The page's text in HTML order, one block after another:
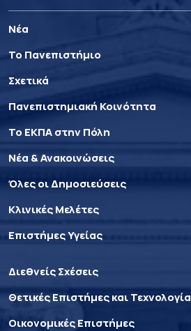
Νέα
Το Πανεπιστήμιο
Σχετικά
Πανεπιστημιακή Κοινότητα
Το ΕΚΠΑ στην Πόλη
Νέα & Ανακοινώσεις
Όλες οι Δημοσιεύσεις
Κλινικές Μελέτες
Επιστήμες Υγείας
Διεθνείς Σχέσεις
Θετικές Επιστήμες και Τεχνολογία
Οικονομικές Επιστήμες